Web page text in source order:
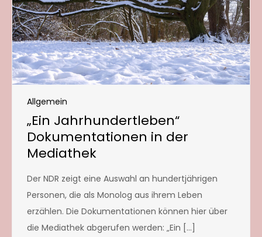
Allgemein
„Ein Jahrhundertleben“
Dokumentationen in der
Mediathek
Der NDR zeigt eine Auswahl an hundertjährigen
Personen, die als Monolog aus ihrem Leben
erzählen. Die Dokumentationen können hier über
die Mediathek abgerufen werden: „Ein […]